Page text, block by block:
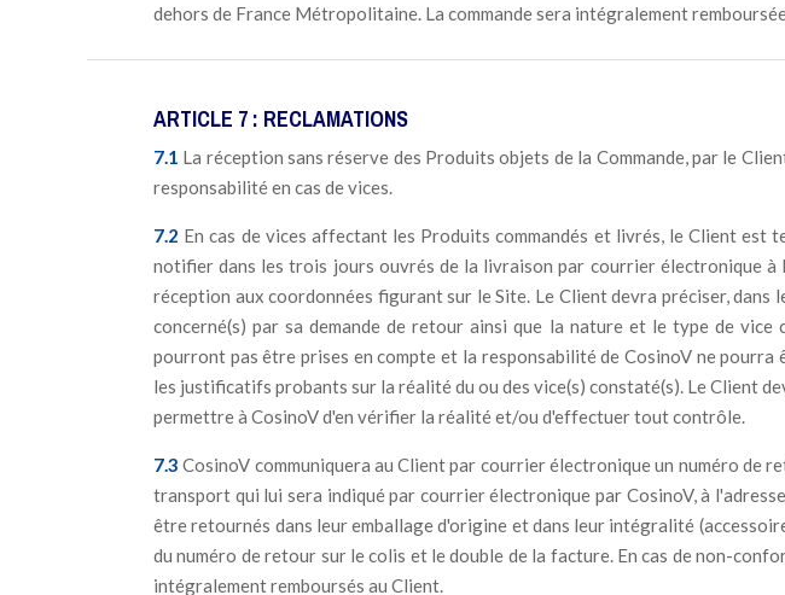
dehors de France Métropolitaine. La commande sera intégralement
ARTICLE 7 : RECLAMATIONS
7.1 La réception sans réserve des Produits objets de la Commande, par le
responsabilité en cas de vices.
7.2 En cas de vices affectant les Produits commandés et livrés, le Client
notifier dans les trois jours ouvrés de la livraison par courrier électronique à
réception aux coordonnées figurant sur le Site. Le Client devra préciser,
concerné(s) par sa demande de retour ainsi que la nature et le type de
pourront pas être prises en compte et la responsabilité de CosinoV ne
les justificatifs probants sur la réalité du ou des vice(s) constaté(s). Le Client
permettre à CosinoV d'en vérifier la réalité et/ou d'effectuer tout contrôle.
7.3 CosinoV communiquera au Client par courrier électronique un numéro de
transport qui lui sera indiqué par courrier électronique par CosinoV, à
être retournés dans leur emballage d'origine et dans leur intégralité
du numéro de retour sur le colis et le double de la facture. En cas de non-
intégralement remboursés au Client.